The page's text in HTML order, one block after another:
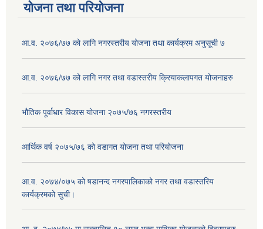
योजना तथा परियोजना
आ.व. २०७६/७७ को लागि नगरस्तरीय योजना तथा कार्यक्रम अनुसूची ७
आ.व. २०७६/७७ को लागि नगर तथा वडास्तरीय क्रियाकलापगत योजनाहरु
भौतिक पूर्वाधार विकास योजना २०७५/७६ नगरस्तरीय
आर्थिक वर्ष २०७५/७६ को वडागत योजना तथा परियोजना
आ.व. २०७४/०७५ को षडानन्द नगरपालिकाको नगर तथा वडास्तरिय
कार्यक्रमको सुची।